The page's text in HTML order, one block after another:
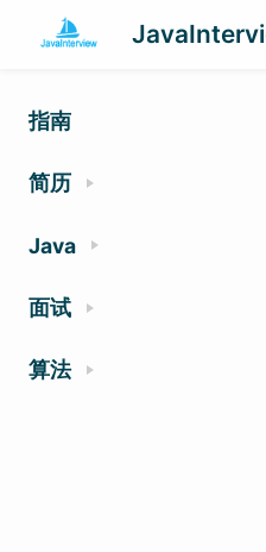
指南
简历
Java
面试
算法